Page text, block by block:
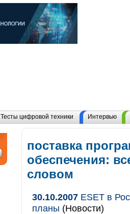
Тесты цифровой техники Интервью
поставка
обеспечения:
словом
30.10.2007 ESET в
планы (Новости)